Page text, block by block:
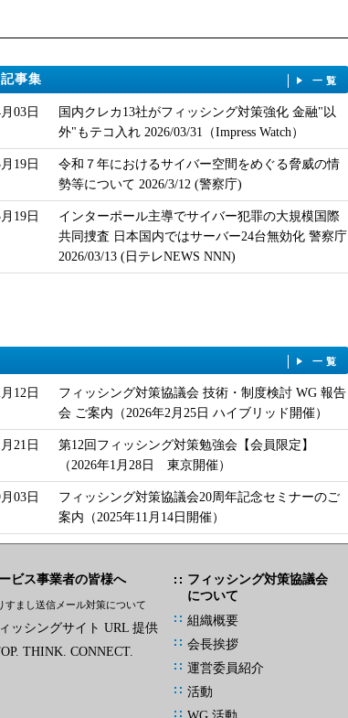
事集 一覧
03日
国内クレカ13社がフィッシング対策強化 金融"以
外"もテコ入れ 2026/03/31（Impress Watch）
19日
令和７年におけるサイバー空間をめぐる脅威の情
勢等について 2026/3/12 (警察庁)
19日
インターポール主導でサイバー犯罪の大規模国際
共同捜査 日本国内ではサーバー24台無効化 警察庁
2026/03/13 (日テレNEWS NNN)
一覧
12日
フィッシング対策協議会 技術・制度検討 WG 報告
会 ご案内（2026年2月25日 ハイブリッド開催）
21日
第12回フィッシング対策勉強会【会員限定】
（2026年1月28日 東京開催）
03日
フィッシング対策協議会20周年記念セミナーのご
案内（2025年11月14日開催）
ビス事業者の皆様へ
すまし送信メール対策について
ッシングサイト URL 提供
THINK. CONNECT.
フィッシング対策協議会
について
組織概要
会長挨拶
運営委員紹介
活動